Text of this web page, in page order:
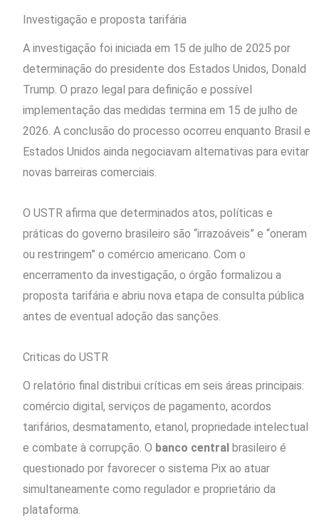
Investigação e proposta tarifária
A investigação foi iniciada em 15 de julho de 2025 por
determinação do presidente dos Estados Unidos, Donald
Trump. O prazo legal para definição e possível
implementação das medidas termina em 15 de julho de
2026. A conclusão do processo ocorreu enquanto Brasil e
Estados Unidos ainda negociavam alternativas para evitar
novas barreiras comerciais.
O USTR afirma que determinados atos, políticas e
práticas do governo brasileiro são “irrazoáveis” e “oneram
ou restringem” o comércio americano. Com o
encerramento da investigação, o órgão formalizou a
proposta tarifária e abriu nova etapa de consulta pública
antes de eventual adoção das sanções.
Criticas do USTR
O relatório final distribui críticas em seis áreas principais:
comércio digital, serviços de pagamento, acordos
tarifários, desmatamento, etanol, propriedade intelectual
e combate à corrupção. O banco central brasileiro é
questionado por favorecer o sistema Pix ao atuar
simultaneamente como regulador e proprietário da
plataforma.